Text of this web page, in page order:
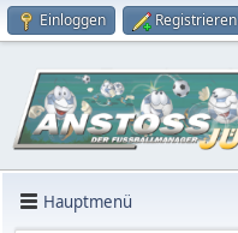
Einloggen Registrieren
Hauptmenü